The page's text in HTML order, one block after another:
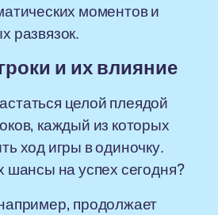
моментов и
развязок.
и их влияние
целой плеядой
каждый из которых
ход игры в одиночку.
шансы на успех сегодня?
продолжает